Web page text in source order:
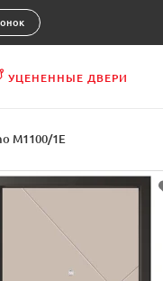
УЦЕНЕННЫЕ ДВЕРИ
М1100/1E